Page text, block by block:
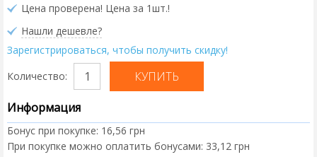
Цена проверена! Цена за 1шт.!
Нашли дешевле?
Зарегистрироваться, чтобы получить скидку!
Количество:
Информация
Бонус при покупке: 16,56 грн
При покупке можно оплатить бонусами: 33,12 грн